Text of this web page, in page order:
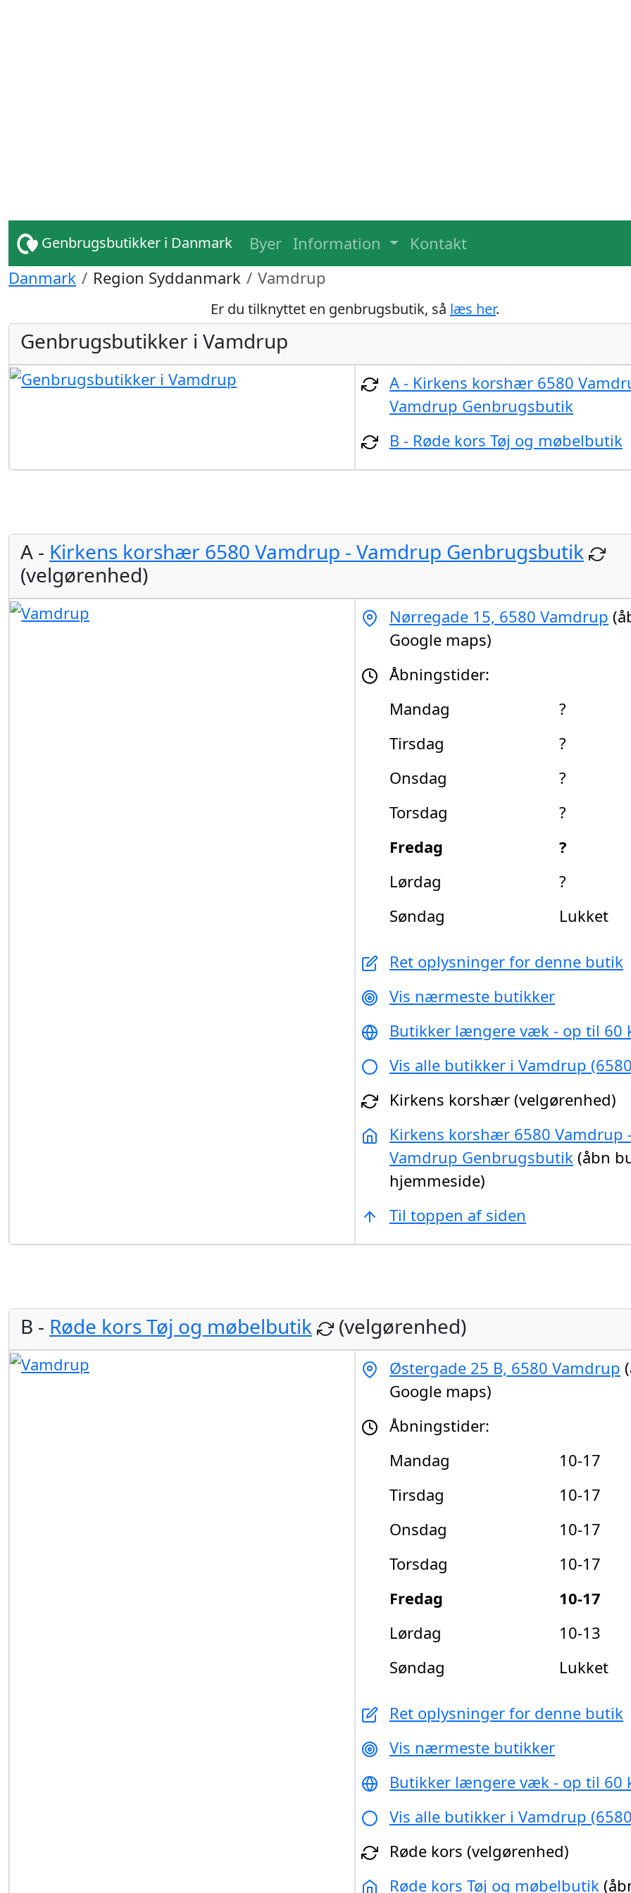
Genbrugsbutikker i Danmark Byer Information Kontakt
Danmark
Region Syddanmark Vamdrup
Er du tilknyttet en genbrugsbutik, så læs her.
Genbrugsbutikker i Vamdrup
A - Kirkens korshær 6580
Vamdrup Genbrugsbutik
B - Røde kors Tøj og møbelbutik
A - Kirkens korshær 6580 Vamdrup - Vamdrup Genbrugsbutik
(velgørenhed)
Nørregade 15, 6580 Vamdrup
Google maps)
Åbningstider:
Mandag
?
Tirsdag
?
Onsdag
?
Torsdag
?
Fredag
?
Lørdag
?
Søndag
Lukket
Ret oplysninger for denne butik
Vis nærmeste butikker
Butikker længere væk - op til 60
Vis alle butikker i Vamdrup
Kirkens korshær (velgørenhed)
Kirkens korshær 6580 Vamdrup
Vamdrup Genbrugsbutik (åbn
hjemmeside)
Til toppen af siden
B - Røde kors Tøj og møbelbutik (velgørenhed)
Østergade 25 B, 6580 Vamdrup
Google maps)
Åbningstider:
Mandag
10-17
Tirsdag
10-17
Onsdag
10-17
Torsdag
10-17
Fredag
10-17
Lørdag
10-13
Søndag
Lukket
Ret oplysninger for denne butik
Vis nærmeste butikker
Butikker længere væk - op til 60
Vis alle butikker i Vamdrup
Røde kors (velgørenhed)
Røde kors Tøj og møbelbutik